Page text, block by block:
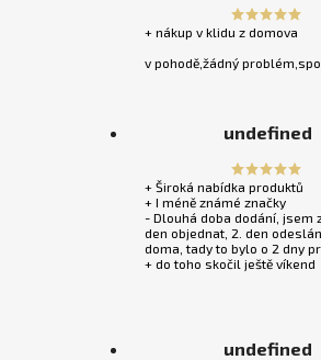
+ nákup v klidu z domova
v pohodě,žádný
undefined
+ Široká nabídka produktů
+ I méně známé značky
- Dlouhá doba dodání, jsem
den objednat, 2. den
doma, tady to bylo o 2 dny
+ do toho skočil ještě víkend
undefined